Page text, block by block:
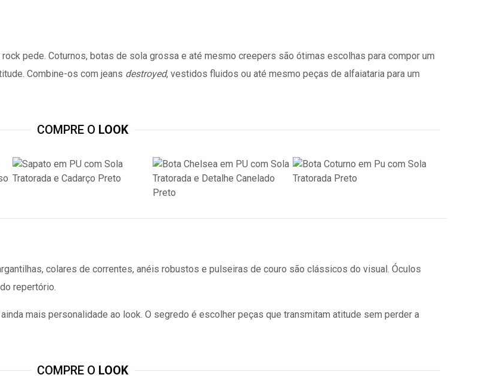
pede. Coturnos, botas de sola grossa e até mesmo creepers são ótimas escolhas para compor um
Combine-os com jeans destroyed, vestidos fluidos ou até mesmo peças de alfaiataria para um
COMPRE O LOOK
colares de correntes, anéis robustos e pulseiras de couro são clássicos do visual. Óculos
repertório.
mais personalidade ao look. O segredo é escolher peças que transmitam atitude sem perder a
COMPRE O LOOK